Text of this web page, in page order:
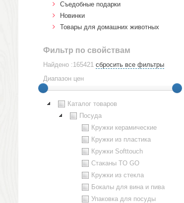
Cъедобные подарки
Новинки
Товары для домашних животных
Фильтр по свойствам
Найдено :165421 сбросить все фильтры
Диапазон цен
Каталог товаров
Посуда
Кружки керамические
Кружки из пластика
Кружки Softtouch
Стаканы TO GO
Кружки из стекла
Бокалы для вина и пива
Упаковка для посуды